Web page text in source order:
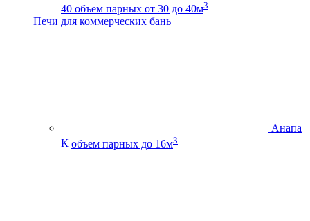
40 объем парных от 30 до 40м3
Печи для коммерческих бань
Анапа
К объем парных до 16м3